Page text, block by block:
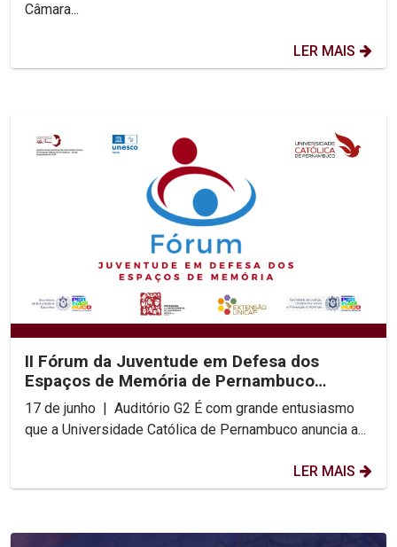
Câmara...
LER MAIS
II Fórum da Juventude em Defesa dos
Espaços de Memória de Pernambuco
acontece na UNICAP
17 de junho | Auditório G2 É com grande entusiasmo
que a Universidade Católica de Pernambuco anuncia a...
LER MAIS